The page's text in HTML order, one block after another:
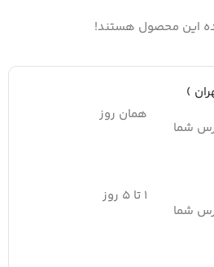
این محصول هستند!
)
شما
همان روز
شما
۱ تا ۵ روز